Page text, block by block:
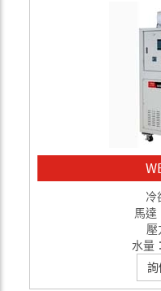
冷
馬達
壓
水量